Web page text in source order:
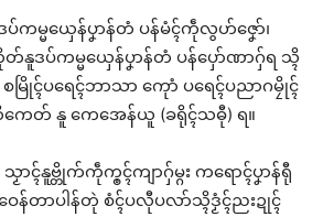
ပ်ကမ္မယှေန်ပၞာန်တံ ပန်မံၚ်ကဵုလွဟ်ဇၞော်၊
တ်နူဒပ်ကမ္မယှေန်ပၞာန်တံ ပန်ပှော်ဏာဂှ်ရ သ္ၚိ
မြိုၚ်ပရေၚ်ဘာသာ ကေုာံ ပရေၚ်ပညာဂမၠိုၚ်
ေတ် နူ ကေအေန်ယူ (ခရိုၚ်သဓီု) ရ။
ာၚ်နူဗ္တိုက်ကဵုက္ၜၚ်ကျာဂှ်မ္ဂး ကရောၚ်ပၞာန်ရီု
ေန်တာပါန်တုဲ စံၚ်ပလီုပလာ်သ္ၚိဒၟံၚ်ညးဍုၚ်